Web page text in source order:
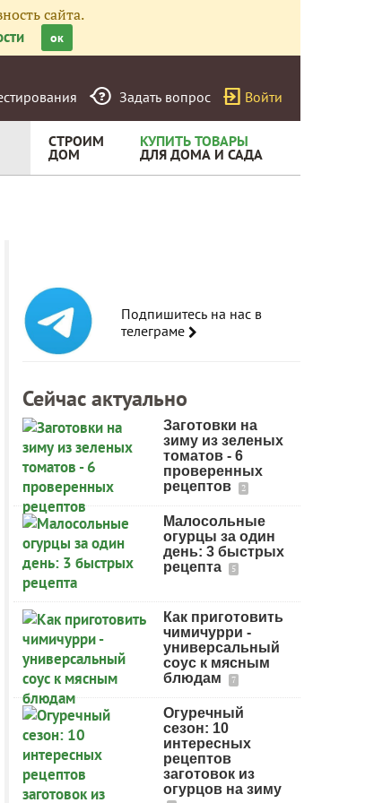
сайта.
ок
Задать вопрос Войти
СТРОИМ
ДОМ
КУПИТЬ ТОВАРЫ
ДЛЯ ДОМА И САДА
Подпишитесь на нас в
телеграме
Сейчас актуально
Заготовки на
зиму из зеленых
томатов - 6
проверенных
рецептов
2
Малосольные
огурцы за один
день: 3 быстрых
рецепта
5
Как приготовить
чимичурри -
универсальный
соус к мясным
блюдам
7
Огуречный
сезон: 10
интересных
рецептов
заготовок из
огурцов на зиму